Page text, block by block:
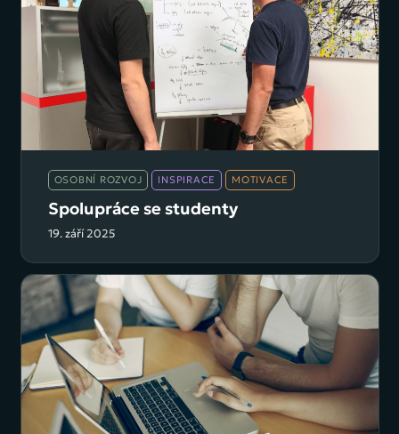
OSOBNÍ ROZVOJ INSPIRACE MOTIVACE
Spolupráce se studenty
19. září 2025